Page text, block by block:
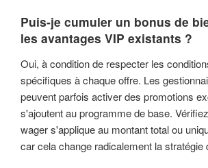
Puis-je cumuler un bonus de
les avantages VIP existants ?
Oui, à condition de respecter les
spécifiques à chaque offre. Les
peuvent parfois activer des promotions
s'ajoutent au programme de base.
wager s'applique au montant total ou
car cela change radicalement la stratégie